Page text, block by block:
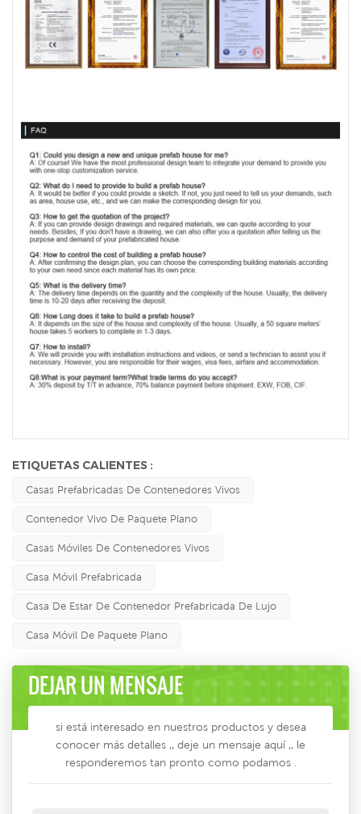
ETIQUETAS CALIENTES :
Casas Prefabricadas De Contenedores Vivos
Contenedor Vivo De Paquete Plano
Casas Móviles De Contenedores Vivos
Casa Móvil Prefabricada
Casa De Estar De Contenedor Prefabricada De Lujo
Casa Móvil De Paquete Plano
DEJAR UN MENSAJE
si está interesado en nuestros productos y desea
conocer más detalles ,, deje un mensaje aquí ,, le
responderemos tan pronto como podamos .